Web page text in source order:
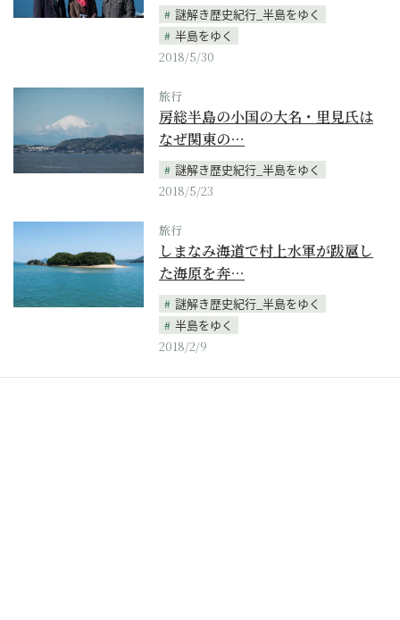
謎解き歴史紀行_半島をゆく
半島をゆく
2018/5/30
旅行
房総半島の小国の大名・里見氏は
なぜ関東の…
謎解き歴史紀行_半島をゆく
2018/5/23
旅行
しまなみ海道で村上水軍が跋扈し
た海原を奔…
謎解き歴史紀行_半島をゆく
半島をゆく
2018/2/9